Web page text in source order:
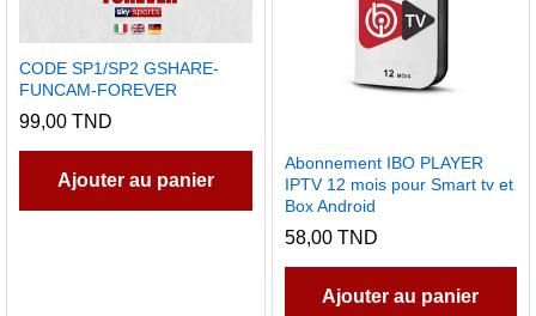
CODE SP1/SP2 GSHARE-
FUNCAM-FOREVER
99,00 TND
Ajouter au panier
Abonnement IBO PLAYER
IPTV 12 mois pour Smart tv et
Box Android
58,00 TND
Ajouter au panier